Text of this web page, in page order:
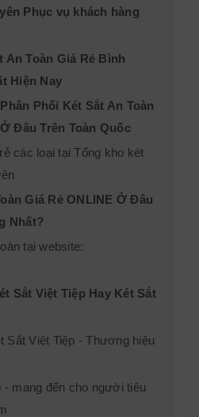
Phục vụ khách hàng
An Toàn Giá Rẻ Bình
Hiện Nay
Phối Két Sắt An Toàn
Đâu Trên Toàn Quốc
các loại tại Tổng kho két
Giá Rẻ ONLINE Ở Đâu
Nhất?
tại website:
Sắt Việt Tiệp Hay Két Sắt
Sắt Việt Tiệp - Thương hiệu
- mang đến cho người tiêu